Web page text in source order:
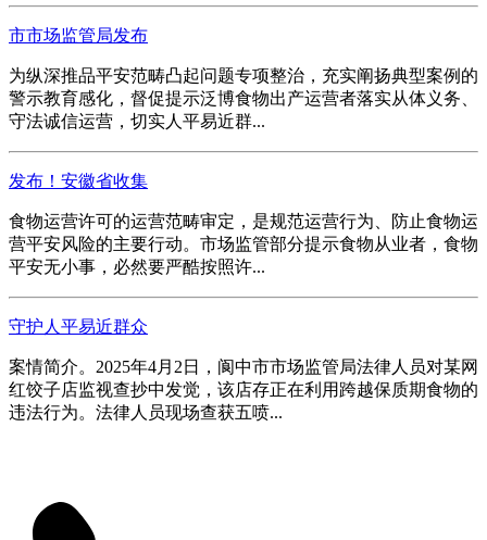
市市场监管局发布
为纵深推品平安范畴凸起问题专项整治，充实阐扬典型案例的
警示教育感化，督促提示泛博食物出产运营者落实从体义务、
守法诚信运营，切实人平易近群...
发布！安徽省收集
食物运营许可的运营范畴审定，是规范运营行为、防止食物运
营平安风险的主要行动。市场监管部分提示食物从业者，食物
平安无小事，必然要严酷按照许...
守护人平易近群众
案情简介。2025年4月2日，阆中市市场监管局法律人员对某网
红饺子店监视查抄中发觉，该店存正在利用跨越保质期食物的
违法行为。法律人员现场查获五喷...